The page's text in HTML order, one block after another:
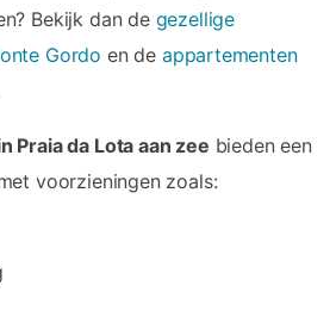
Bekijk dan de gezellige
Gordo en de appartementen
Praia da Lota aan zee bieden een
voorzieningen zoals: